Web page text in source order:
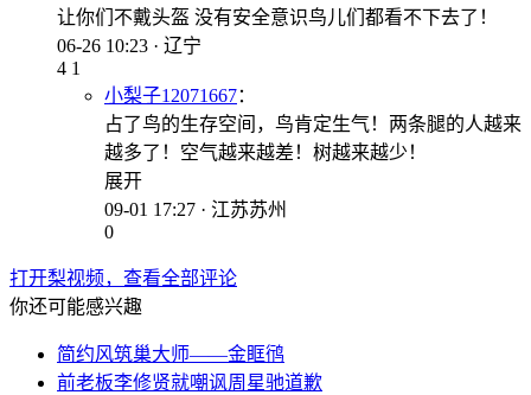
让你们不戴头盔 没有安全意识鸟儿们都看不下去了！
06-26 10:23 · 辽宁
4 1
小梨子12071667：
占了鸟的生存空间，鸟肯定生气！两条腿的人越来
越多了！空气越来越差！树越来越少！
展开
09-01 17:27 · 江苏苏州
0
打开梨视频，查看全部评论
你还可能感兴趣
简约风筑巢大师——金眶鸻
前老板李修贤就嘲讽周星驰道歉